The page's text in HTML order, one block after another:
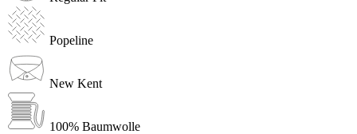
Popeline
New Kent
100% Baumwolle